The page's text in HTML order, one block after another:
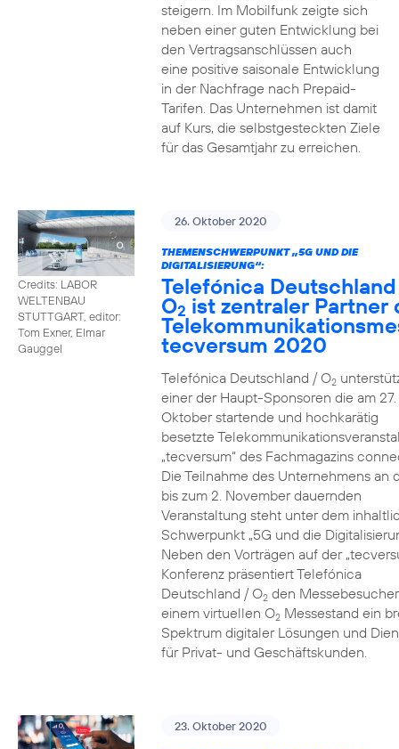
steigern. Im Mobilfunk zeigte sich
neben einer guten Entwicklung bei
den Vertragsanschlüssen auch
eine positive saisonale Entwicklung
in der Nachfrage nach Prepaid-
Tarifen. Das Unternehmen ist damit
auf Kurs, die selbstgesteckten Ziele
für das Gesamtjahr zu erreichen.
Credits: LABOR
WELTENBAU
STUTTGART, editor:
Tom Exner, Elmar
Gauggel
26. Oktober 2020
THEMENSCHWERPUNKT „5G UND DIE
DIGITALISIERUNG“:
Telefónica
O2 ist zentraler Partner
tecversum 2020
Telefónica Deutschland / O2
einer der Haupt-Sponsoren die am 27.
Oktober startende und hochkarätig
besetzte
„tecversum“ des Fachmagazins
Die Teilnahme des Unternehmens an
bis zum 2. November dauernden
Veranstaltung steht unter dem
Schwerpunkt „5G und die
Neben den Vorträgen auf der
Konferenz präsentiert Telefónica
Deutschland / O2den
einem virtuellen O2Messestand ein
Spektrum digitaler Lösungen und
für Privat- und Geschäftskunden.
23. Oktober 2020